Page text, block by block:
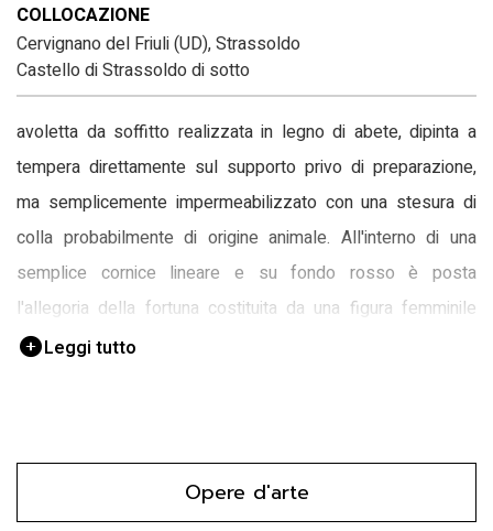
COLLOCAZIONE
Cervignano del Friuli (UD), Strassoldo
Castello di Strassoldo di sotto
avoletta da soffitto realizzata in legno di abete, dipinta a
tempera direttamente sul supporto privo di preparazione,
ma semplicemente impermeabilizzato con una stesura di
colla probabilmente di origine animale. All'interno di una
semplice cornice lineare e su fondo rosso è posta
l'allegoria della fortuna costituita da una figura femminile
nuda che tiene con le mani una vela e poggia i piedi su un
Leggi tutto
Opere d'arte